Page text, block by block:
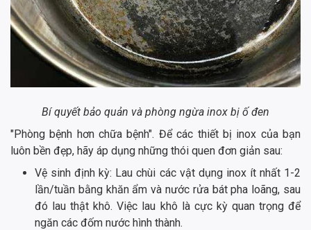
Bí quyết bảo quản và phòng ngừa inox bị ố đen
"Phòng bệnh hơn chữa bệnh". Để các thiết bị inox của bạn
luôn bền đẹp, hãy áp dụng những thói quen đơn giản sau:
Vệ sinh định kỳ: Lau chùi các vật dụng inox ít nhất 1-2
lần/tuần bằng khăn ẩm và nước rửa bát pha loãng, sau
đó lau thật khô. Việc lau khô là cực kỳ quan trọng để
ngăn các đốm nước hình thành.